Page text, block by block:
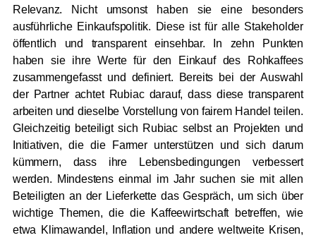
Relevanz. Nicht umsonst haben sie eine besonders
ausführliche Einkaufspolitik. Diese ist für alle Stakeholder
öffentlich und transparent einsehbar. In zehn Punkten
haben sie ihre Werte für den Einkauf des Rohkaffees
zusammengefasst und definiert. Bereits bei der Auswahl
der Partner achtet Rubiac darauf, dass diese transparent
arbeiten und dieselbe Vorstellung von fairem Handel teilen.
Gleichzeitig beteiligt sich Rubiac selbst an Projekten und
Initiativen, die die Farmer unterstützen und sich darum
kümmern, dass ihre Lebensbedingungen verbessert
werden. Mindestens einmal im Jahr suchen sie mit allen
Beteiligten an der Lieferkette das Gespräch, um sich über
wichtige Themen, die die Kaffeewirtschaft betreffen, wie
etwa Klimawandel, Inflation und andere weltweite Krisen,